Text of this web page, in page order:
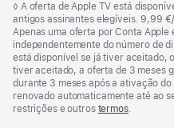
Nota
de
rodapé
◊ A oferta de Apple TV está
antigos assinantes elegíveis. 9,99
Apenas uma oferta por Conta
independentemente do número de
está disponível se já tiver aceitado,
tiver aceitado, a oferta de 3 meses
durante 3 meses após a ativação
renovado automaticamente até ao
restrições e outros termos.